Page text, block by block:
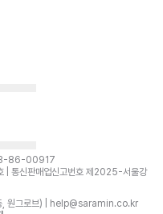
86-00917
| 통신판매업신고번호 제2025-서울강
, 원그로브) | help@saramin.co.kr